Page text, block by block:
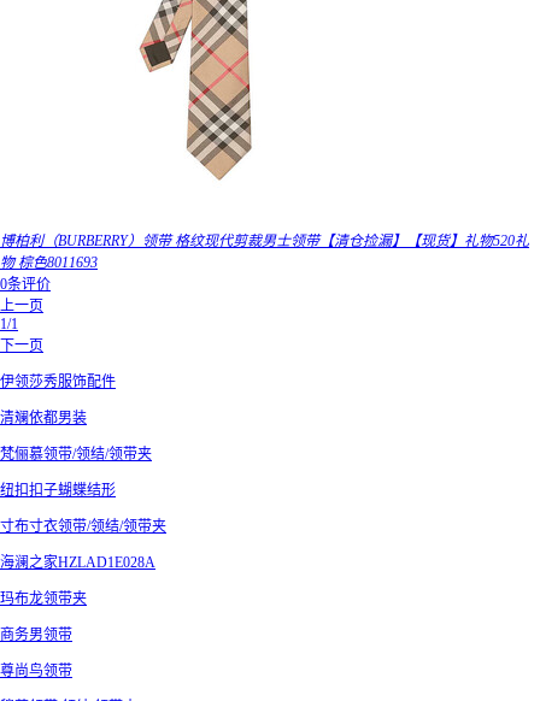
博柏利（BURBERRY）领带 格纹现代剪裁男士领带【清仓捡漏】【现货】礼物520礼
物 棕色8011693
0条评价
上一页
1/1
下一页
伊领莎秀服饰配件
清斓依都男装
梵俪慕领带/领结/领带夹
纽扣扣子蝴蝶结形
寸布寸衣领带/领结/领带夹
海澜之家HZLAD1E028A
玛布龙领带夹
商务男领带
尊尚鸟领带